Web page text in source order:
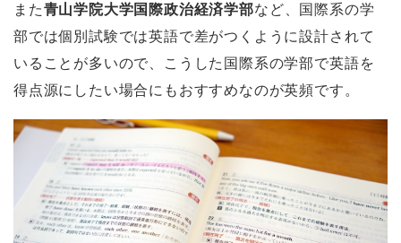
また青山学院大学国際政治経済学部など、国際系の学
部では個別試験では英語で差がつくように設計されて
いることが多いので、こうした国際系の学部で英語を
得点源にしたい場合にもおすすめなのが英頻です。